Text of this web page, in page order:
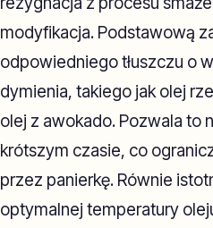
modyfikacja. Podstawową
odpowiedniego tłuszczu o
dymienia, takiego jak olej
olej z awokado. Pozwala to
krótszym czasie, co
przez panierkę. Równie
optymalnej temperatury